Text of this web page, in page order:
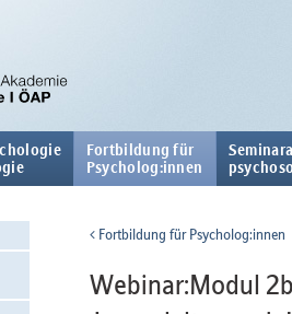
Fortbildung für
Psycholog:innen
Fortbildung für Psycholog:innen
Webinar:Modul